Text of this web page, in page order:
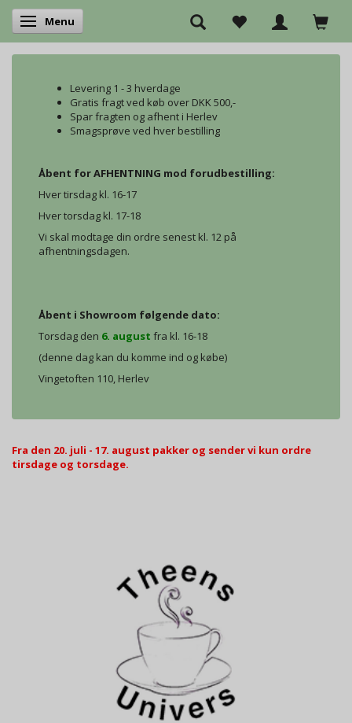
Skifte navigation
Menu
Levering 1 - 3 hverdage
Gratis fragt ved køb over DKK 500,-
Spar fragten og afhent i Herlev
Smagsprøve ved hver bestilling
Åbent for AFHENTNING mod forudbestilling:
Hver tirsdag kl. 16-17
Hver torsdag kl. 17-18
Vi skal modtage din ordre senest kl. 12 på
afhentningsdagen.
Åbent i Showroom følgende dato:
Torsdag den 6. august fra kl. 16-18
(denne dag kan du komme ind og købe)
Vingetoften 110, Herlev
Fra den 20. juli - 17. august pakker og sender vi kun ordre
tirsdage og torsdage.